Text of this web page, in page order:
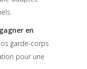
en
garde-corps
pour une